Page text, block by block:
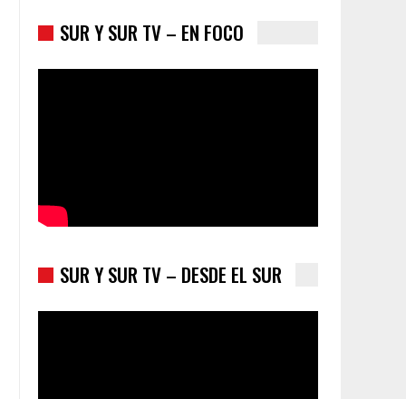
SUR Y SUR TV – EN FOCO
SUR Y SUR TV – DESDE EL SUR